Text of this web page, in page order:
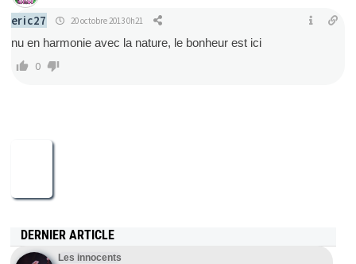
eric27 20 octobre 2013 0h21
nu en harmonie avec la nature, le bonheur est ici
0
DERNIER ARTICLE
Les innocents